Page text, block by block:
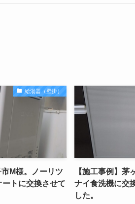
給湯器（壁掛）
市M様。ノーリツ
トに交換させて
【施工事例】
ナイ食洗機に交
した。